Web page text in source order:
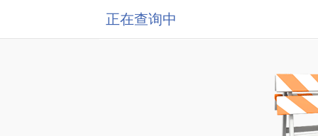
正在查询中